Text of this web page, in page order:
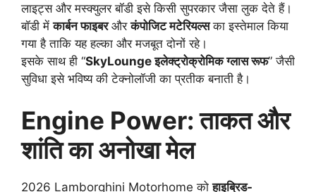
लाइट्स और मस्क्युलर बॉडी इसे किसी सुपरकार जैसा लुक देते हैं।
बॉडी मेंकार्बन फाइबरऔरकंपोजिट मटेरियल्सका इस्तेमाल किया
गया है ताकि यह हल्का और मजबूत दोनों रहे।
इसके साथ ही “SkyLounge इलेक्ट्रोक्रोमिक ग्लास रूफ” जैसी
सुविधा इसे भविष्य की टेक्नोलॉजी का प्रतीक बनाती है।
Engine Power: ताकत और
शांति का अनोखा मेल
2026 Lamborghini Motorhome कोहाइब्रिड-